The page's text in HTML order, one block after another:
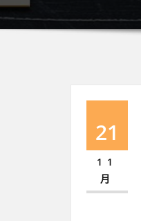
21
11
月